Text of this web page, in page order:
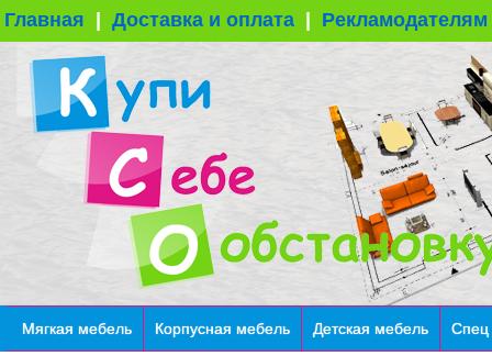
Главная Доставка и оплата Рекламодателям
Мягкая мебель Корпусная мебель Детская мебель Спец